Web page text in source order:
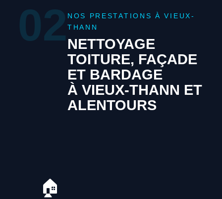
02 NOS PRESTATIONS À VIEUX-
THANN
NETTOYAGE
TOITURE, FAÇADE
ET BARDAGE
À VIEUX-THANN ET
ALENTOURS
🏠